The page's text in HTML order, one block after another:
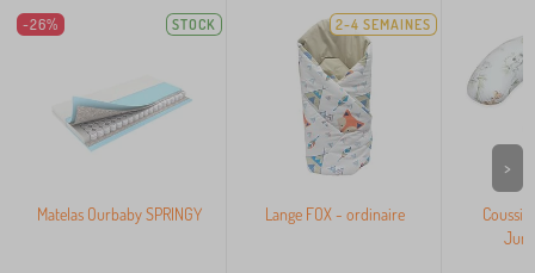
-26% STOCK
Matelas Ourbaby SPRINGY
2-4 SEMAINES
Lange FOX - ordinaire
>